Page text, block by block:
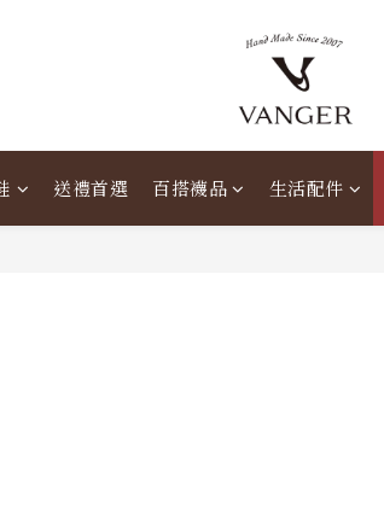
送禮首選 百搭襪品 生活配件